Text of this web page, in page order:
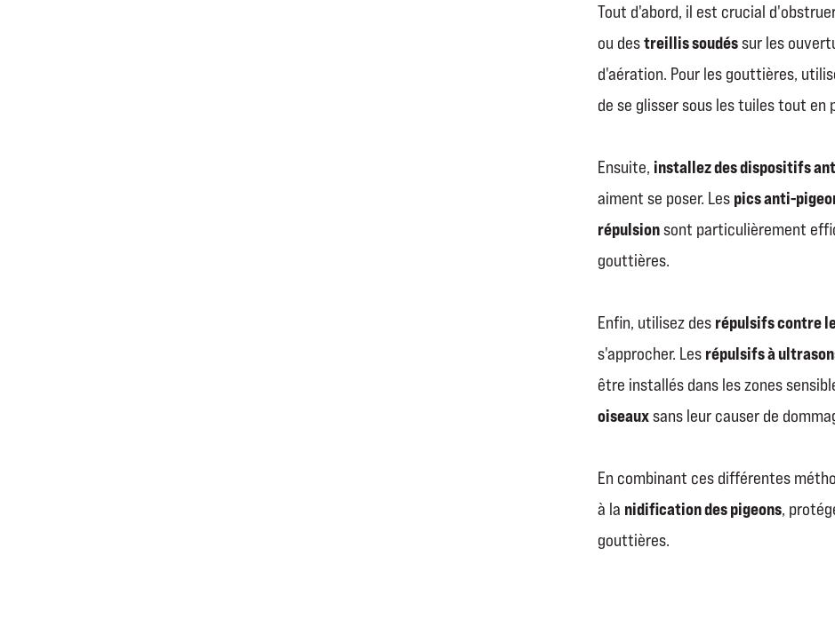
Tout d'abord, il est crucial
ou destreillis soudéssur les
d'aération. Pour les gouttières,
de se glisser sous les tuiles tout
Ensuite, installez des dispositifs
aiment se poser. Les pics anti-
répulsionsont particulièrement
gouttières.
Enfin, utilisez des répulsifs contre
s'approcher. Les répulsifs à
être installés dans les zones
oiseauxsans leur causer de
En combinant ces différentes
à la nidification des pigeons,
gouttières.